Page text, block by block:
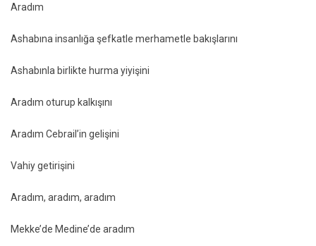
Aradım
Ashabına insanlığa şefkatle merhametle bakışlarını
Ashabınla birlikte hurma yiyişini
Aradım oturup kalkışını
Aradım Cebrail’in gelişini
Vahiy getirişini
Aradım, aradım, aradım
Mekke’de Medine’de aradım